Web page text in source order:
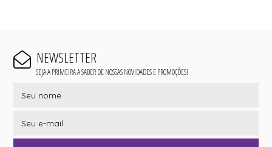
NEWSLETTER
SEJA A PRIMEIRA A SABER DE NOSSAS NOVIDADES E PROMOÇÕES!